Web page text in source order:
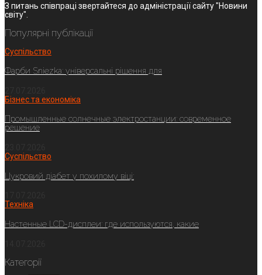
З питань співпраці звертайтеся до адміністрації сайту "Новини
світу".
Популярні публікації
Суспільство
Фарби Sniezka: універсальні рішення для
Бізнес та економіка
Промышленные солнечные электростанции: современное
решение
Суспільство
Цукровий діабет у похилому віці:
Техніка
Настенные LCD-дисплеи: где используются, какие
Категорії